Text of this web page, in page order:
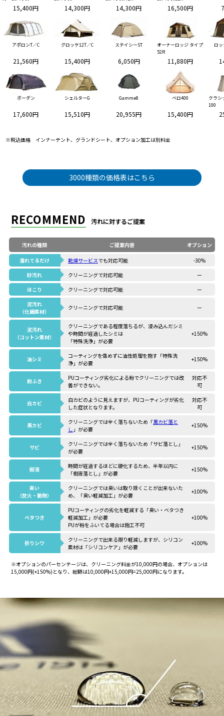
15,400円 14,300円 14,300円 16,500円
アポロンT／C
21,560円
グロッケ12T／C
15,400円
ステイシーST
6,050円
オーナーロッジ タイプ
52R
11,880円
ロ
ボーデン
17,600円
シェルターG
15,510円
Gamme8
20,955円
ベロ400
15,400円
クラシ
100
※税込価格 インナーテント、グランドシート、オプション加工は別料金
3000種類の価格表はこちら
RECOMMEND 汚れに対するご提案
汚れの種類 ご提案内容 オプション
濡れてるだけ 乾燥サービス でも対応可能
-30%
砂汚れ
クリーニングで対応可能
ー
ほこり
クリーニングで対応可能
ー
泥汚れ
（化繊素材）
クリーニングで対応可能 ー
泥汚れ
（コットン素材）
クリーニングである程度落ちるが、浸み込んだシミ
や時間が経過したシミは
「特殊洗浄」が必要
+150%
油シミ
コーティングを傷めずに油性処理を施す「特殊洗
浄」が必要
+150%
粉ふき
PUコーティング劣化による粉でクリーニングでは改
善ができない。
対応不
可
白カビ
白カビのように見えますが、PUコーティングが劣化
した症状となります。
対応不
可
黒カビ クリーニングでは全く落ちないため「黒カビ落と
し 」が必要
+150%
サビ
クリーニングでは全く落ちないため「サビ落とし」
が必要
+150%
樹液
時間が経過するほどに硬化するため、半年以内に
「樹液落とし」が必要
+150%
臭い
（焚火・動物）
クリーニングでは臭いは取り除くことが出来ないた
め、「臭い軽減加工」が必要
+100%
ベタつき
PUコーティングの劣化を軽減する「臭い・ベタつき
軽減加工」が必要
PUが粉をふいてる場合は施工不可
+100%
折りシワ
クリーニングで出来る限り軽減しますが、シリコン
素材は「シリコンケア」が必要
+100%
※オプションのパーセンテージは、クリーニング料金が10,000円の場合、オプションは
15,000円(+150%)となり、総額は10,000円+15,000円=25,000円になります。